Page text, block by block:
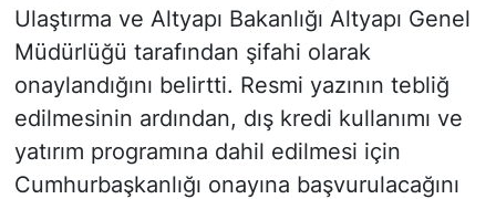
Ulaştırma ve Altyapı Bakanlığı Altyapı Genel
Müdürlüğü tarafından şifahi olarak
onaylandığını belirtti. Resmi yazının tebliğ
edilmesinin ardından, dış kredi kullanımı ve
yatırım programına dahil edilmesi için
Cumhurbaşkanlığı onayına başvurulacağını